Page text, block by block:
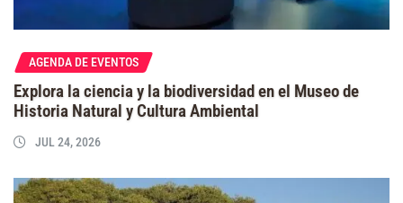
AGENDA DE EVENTOS
Explora la ciencia y la biodiversidad en el Museo de
Historia Natural y Cultura Ambiental
JUL 24, 2026